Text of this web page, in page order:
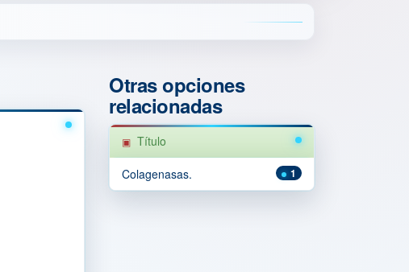
Otras opciones
relacionadas
Título
1
Colagenasas.